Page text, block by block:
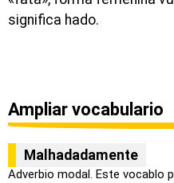
significa hado.
Ampliar vocabulario
Malhadadamente
Adverbio modal. Este vocablo